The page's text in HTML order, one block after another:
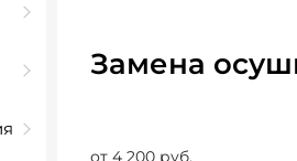
Замена
от 4 200 руб.